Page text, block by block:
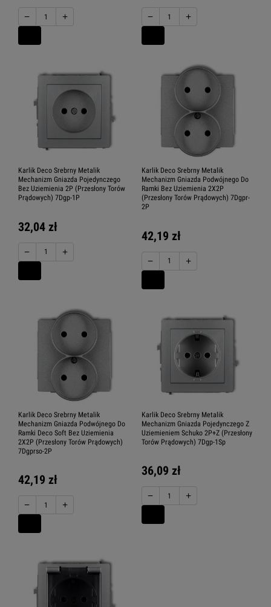
− + − +
Karlik Deco Srebrny Metalik
Mechanizm Gniazda Pojedynczego
Bez Uziemienia 2P (Przesłony Torów
Prądowych) 7Dgp-1P
32,04 zł
− +
Karlik Deco Srebrny Metalik
Mechanizm Gniazda Podwójnego Do
Ramki Bez Uziemienia 2X2P
(Przesłony Torów Prądowych) 7Dgpr-
2P
42,19 zł
− +
Karlik Deco Srebrny Metalik
Mechanizm Gniazda Podwójnego Do
Ramki Deco Soft Bez Uziemienia
2X2P (Przesłony Torów Prądowych)
7Dgprso-2P
42,19 zł
− +
Karlik Deco Srebrny Metalik
Mechanizm Gniazda Pojedynczego Z
Uziemieniem Schuko 2P+Z (Przesłony
Torów Prądowych) 7Dgp-1Sp
36,09 zł
− +